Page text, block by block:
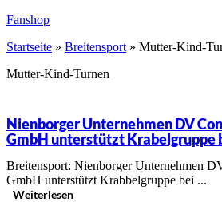
Fanshop
Startseite » Breitensport » Mutter-Kind-
Mutter-Kind-Turnen
Nienborger Unternehmen DV
GmbH unterstützt Krabelgruppe
Breitensport: Nienborger Unternehmen
GmbH unterstützt Krabbelgruppe bei ...
Weiterlesen